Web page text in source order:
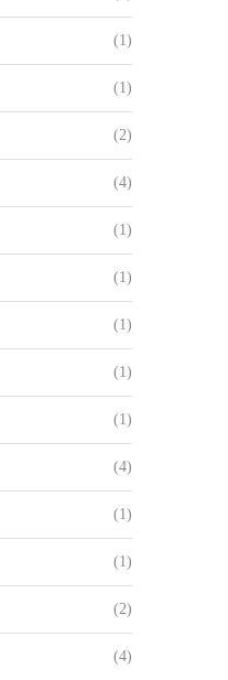
(1)
(1)
(2)
(4)
(1)
(1)
(1)
(1)
(1)
(4)
(1)
(1)
(2)
(4)